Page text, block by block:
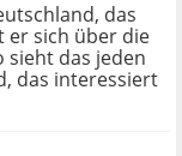
das
er sich über die
sieht das jeden
das interessiert